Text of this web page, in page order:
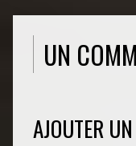
UN
AJOUTER